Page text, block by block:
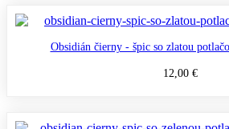
Obsidián čierny - špic so zlatou
12,00 €